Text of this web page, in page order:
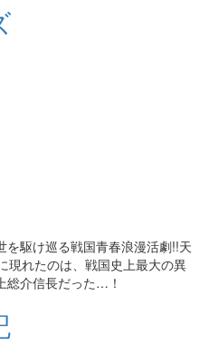
駆け巡る戦国青春浪漫活劇!!天
現れたのは、戦国史上最大の異
総介信長だった…！